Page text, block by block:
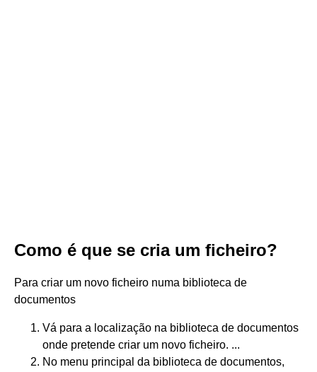
Como é que se cria um ficheiro?
Para criar um novo ficheiro numa biblioteca de
documentos
Vá para a localização na biblioteca de documentos
onde pretende criar um novo ficheiro. ...
No menu principal da biblioteca de documentos,